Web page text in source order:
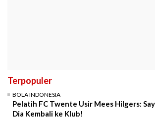
Terpopuler
BOLA INDONESIA
Pelatih FC Twente Usir Mees Hilgers:
Dia Kembali ke Klub!